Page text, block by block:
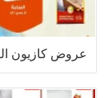
عروض كازيون اليوم 7